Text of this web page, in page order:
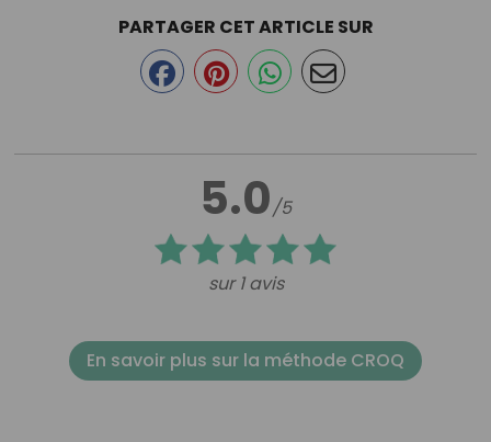
5.0/5
sur 1 avis
PARTAGER CET ARTICLE SUR
En savoir plus sur la méthode CROQ